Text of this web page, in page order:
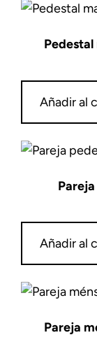
Añadir al
Añadir al
Pareja